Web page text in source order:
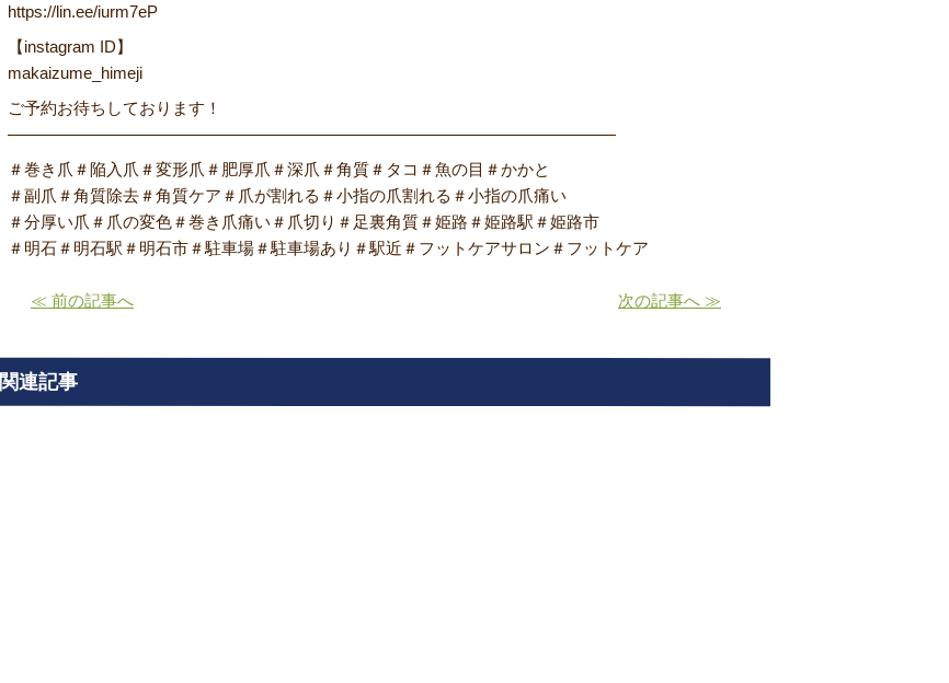
https://lin.ee/iurm7eP
【instagram ID】
makaizume_himeji
ご予約お待ちしております！
―――――――――――――――――――――――――――――――――――――
＃巻き爪＃陥入爪＃変形爪＃肥厚爪＃深爪＃角質＃タコ＃魚の目＃かかと
＃副爪＃角質除去＃角質ケア＃爪が割れる＃小指の爪割れる＃小指の爪痛い
＃分厚い爪＃爪の変色＃巻き爪痛い＃爪切り＃足裏角質＃姫路＃姫路駅＃姫路市
＃明石＃明石駅＃明石市＃駐車場＃駐車場あり＃駅近＃フットケアサロン＃フットケア
≪ 前の記事へ 次の記事へ ≫
関連記事